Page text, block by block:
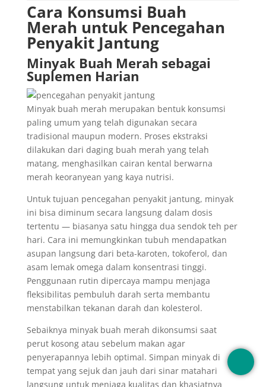
Cara Konsumsi Buah
Merah untuk Pencegahan
Penyakit Jantung
Minyak Buah Merah sebagai
Suplemen Harian
Minyak buah merah merupakan bentuk konsumsi
paling umum yang telah digunakan secara
tradisional maupun modern. Proses ekstraksi
dilakukan dari daging buah merah yang telah
matang, menghasilkan cairan kental berwarna
merah keoranyean yang kaya nutrisi.
Untuk tujuan pencegahan penyakit jantung, minyak
ini bisa diminum secara langsung dalam dosis
tertentu — biasanya satu hingga dua sendok teh per
hari. Cara ini memungkinkan tubuh mendapatkan
asupan langsung dari beta-karoten, tokoferol, dan
asam lemak omega dalam konsentrasi tinggi.
Penggunaan rutin dipercaya mampu menjaga
fleksibilitas pembuluh darah serta membantu
menstabilkan tekanan darah dan kolesterol.
Sebaiknya minyak buah merah dikonsumsi saat
perut kosong atau sebelum makan agar
penyerapannya lebih optimal. Simpan minyak di
tempat yang sejuk dan jauh dari sinar matahari
langsung untuk menjaga kualitas dan khasiatnya